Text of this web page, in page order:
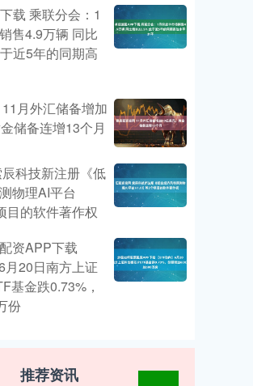
载 乘联分会：1
售4.9万辆 同比
近5年的同期高
月外汇储备增加
储备连增13个月
科技新注册《低
物理AI平台
目的软件著作权
资APP下载
月20日南方上证
基金跌0.73%，
份
推荐资讯